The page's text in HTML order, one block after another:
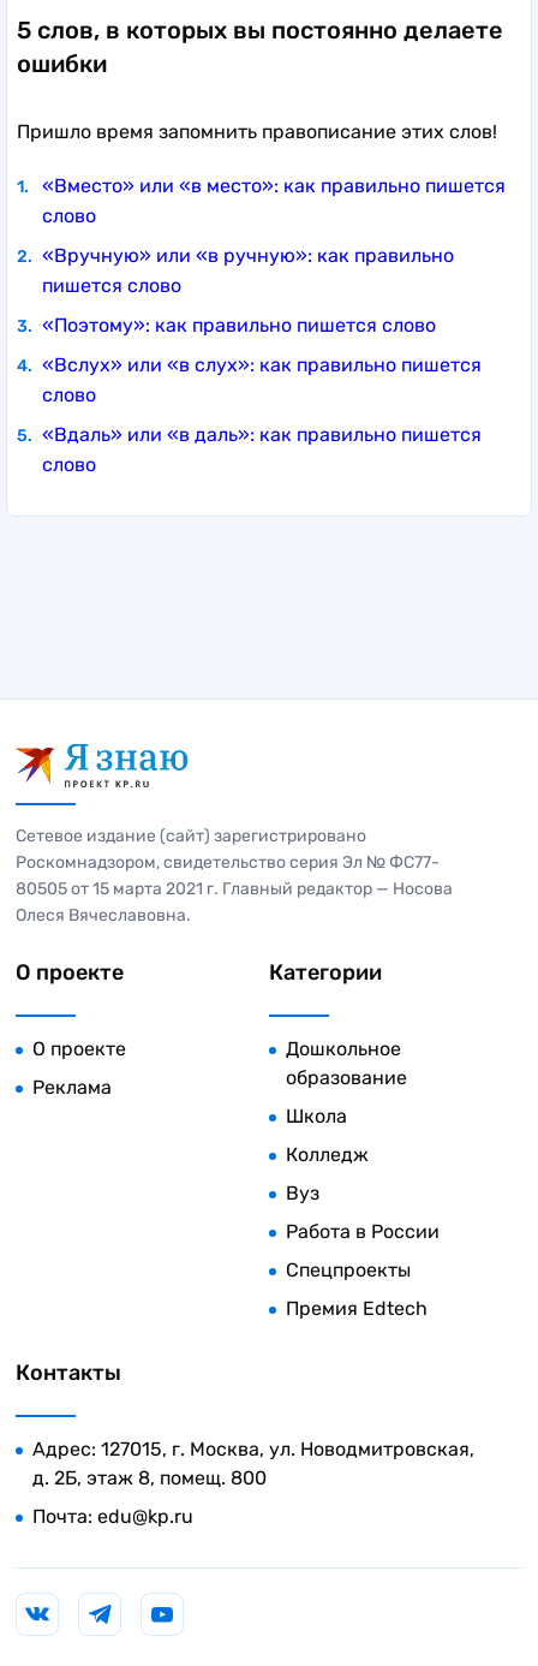
5 слов, в которых вы постоянно делаете
ошибки
Пришло время запомнить правописание этих слов!
«Вместо» или «в место»: как правильно пишется
слово
«Вручную» или «в ручную»: как правильно
пишется слово
«Поэтому»: как правильно пишется слово
«Вслух» или «в слух»: как правильно пишется
слово
«Вдаль» или «в даль»: как правильно пишется
слово
Сетевое издание (сайт) зарегистрировано
Роскомнадзором, свидетельство серия Эл № ФС77-
80505 от 15 марта 2021 г. Главный редактор — Носова
Олеся Вячеславовна.
О проекте
О проекте
Реклама
Категории
Дошкольное
образование
Школа
Колледж
Вуз
Работа в России
Спецпроекты
Премия Edtech
Контакты
Адрес: 127015, г. Москва, ул. Новодмитровская,
д. 2Б, этаж 8, помещ. 800
Почта: edu@kp.ru